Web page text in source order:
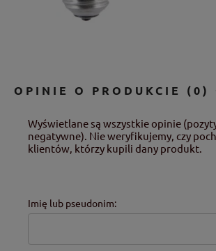
OPINIE O PRODUKCIE (0)
Wyświetlane są wszystkie opinie
negatywne). Nie weryfikujemy, czy
klientów, którzy kupili dany produkt.
Imię lub pseudonim: